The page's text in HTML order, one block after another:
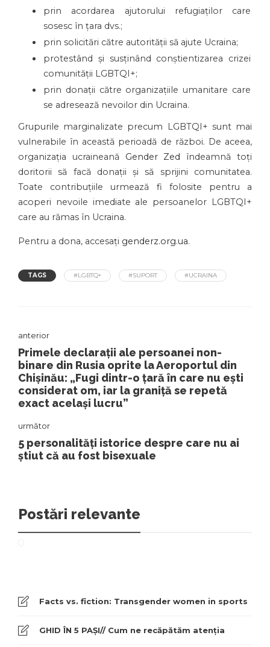
prin acordarea ajutorului refugiaților care
sosesc în țara dvs.;
prin solicitări către autorității să ajute Ucraina;
protestând și susținând conștientizarea crizei
comunității LGBTQI+;
prin donații către organizațiile umanitare care
se adresează nevoilor din Ucraina.
Grupurile marginalizate precum LGBTQI+ sunt mai
vulnerabile în această perioadă de război. De aceea,
organizația ucraineană Gender Zed îndeamnă toți
doritorii să facă donații și să sprijini comunitatea.
Toate contribuțiile urmează fi folosite pentru a
acoperi nevoile imediate ale persoanelor LGBTQI+
care au rămas în Ucraina.
Pentru a dona, accesați genderz.org.ua.
TAGS #LGBTQ+ #SUPORT #UCRAINA
anterior
Primele declarații ale persoanei non-
binare din Rusia oprite la Aeroportul din
Chișinău: „Fugi dintr-o țară în care nu ești
considerat om, iar la graniță se repetă
exact același lucru”
următor
5 personalități istorice despre care nu ai
știut că au fost bisexuale
Postări relevante
Facts vs. fiction: Transgender women in sports
GHID ÎN 5 PAȘI// Cum ne recăpătăm atenția